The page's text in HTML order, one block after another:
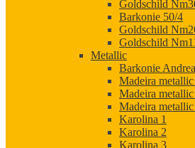
Goldschild
Barkonie 50/4
Goldschild
Goldschild
Metallic
Barkonie Andrea
Madeira
Madeira
Madeira
Karolina 1
Karolina 2
Karolina 3